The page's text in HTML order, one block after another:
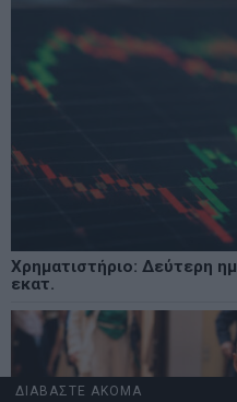
Χρηματιστήριο: Δεύτερη
εκατ.
ΔΙΑΒΑΣΤΕ ΑΚΟΜΑ